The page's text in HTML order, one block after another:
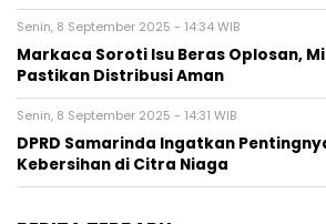
Senin, 8 September 2025 - 14:34 WIB
Markaca Soroti Isu Beras Oplosan,
Pastikan Distribusi Aman
Senin, 8 September 2025 - 14:31 WIB
DPRD Samarinda Ingatkan
Kebersihan di Citra Niaga